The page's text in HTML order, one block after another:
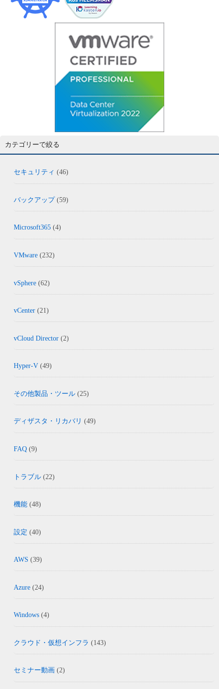
カテゴリーで絞る
セキュリティ (46)
バックアップ(59)
Microsoft365 (4)
VMware (232)
vSphere (62)
vCenter (21)
vCloud Director (2)
Hyper-V (49)
その他製品・ツール (25)
ディザスタ・リカバリ (49)
FAQ (9)
トラブル (22)
機能 (48)
設定 (40)
AWS (39)
Azure (24)
Windows (4)
クラウド・仮想インフラ (143)
セミナー動画 (2)